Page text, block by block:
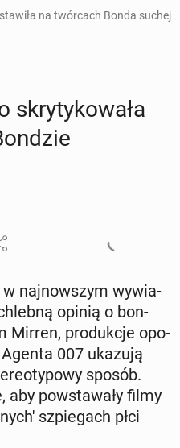
na twórcach Bonda suchej
skry­ty­ko­wa­ła
w naj­now­szym wy­wia­
opinią o bon­
Mirren, pro­duk­cje opo­
007 ukazują
sposób.
aby po­wsta­wa­ły filmy
szpie­gach płci